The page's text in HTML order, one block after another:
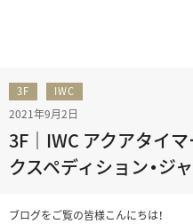
3F IWC
2021年9月2日
3F｜IWC アクアタイ
クスペディション・ジ
ブログをご覧の皆様こんにちは！